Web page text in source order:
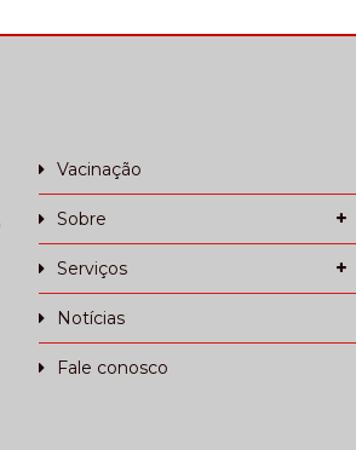
Vacinação
Sobre
Serviços
Notícias
Fale conosco